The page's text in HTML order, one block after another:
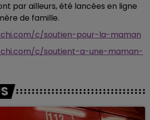
par ailleurs, été lancées en ligne
de famille.
c/soutien-pour-la-maman
c/soutient-a-une-maman-